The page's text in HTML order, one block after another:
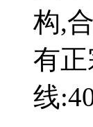
构,
有
线